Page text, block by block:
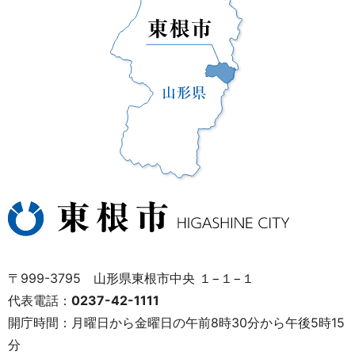
〒999-3795 山形県東根市中央 １−１−１
代表電話： 0237-42-1111
開庁時間：月曜日から金曜日の午前8時30分から午後5時15
分